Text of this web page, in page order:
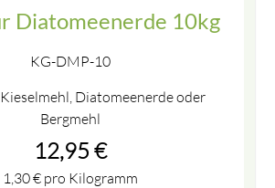
Diatomeenerde 10kg
KG-DMP-10
Diatomeenerde oder
Bergmehl
12,95 €
1,30€ pro Kilogramm